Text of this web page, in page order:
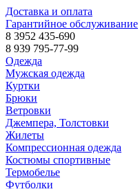
Доставка и оплата
Гарантийное обслуживание
8 3952 435-690
8 939 795-77-99
Одежда
Мужская одежда
Куртки
Брюки
Ветровки
Джемпера, Толстовки
Жилеты
Компрессионная одежда
Костюмы спортивные
Термобелье
Футболки